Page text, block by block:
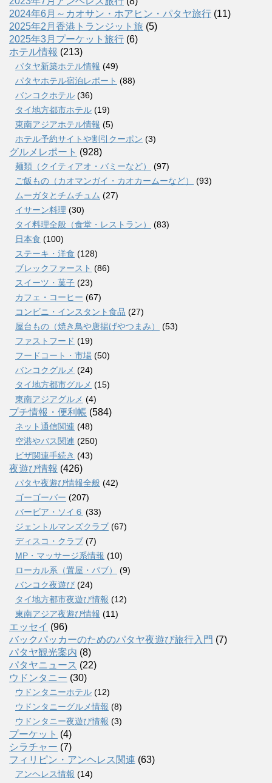
2024年6月～カオサン・ホアヒン・パタヤ旅行 (11)
2025年2月香港トランジット旅 (5)
2025年3月プーケット旅行 (6)
ホテル情報 (213)
パタヤ新築ホテル情報 (49)
パタヤホテル宿泊レポート (88)
バンコクホテル (36)
タイ地方都市ホテル (19)
東南アジアホテル情報 (5)
ホテル予約サイトや割引クーポン (3)
グルメレポート (928)
麺類（クイティアオ・バミーなど）
(97)
ご飯もの（カオマンガイ・カオカームーなど）
(93)
ムーガタとチムチュム (27)
イサーン料理 (30)
タイ料理全般（食堂・レストラン）
(83)
日本食 (100)
ステーキ・洋食 (128)
ブレックファースト (86)
スイーツ・菓子 (23)
カフェ・コーヒー (67)
コンビニ・インスタント食品 (27)
屋台もの（焼き鳥や唐揚げやつまみ）
(53)
ファストフード (19)
フードコート・市場 (50)
バンコクグルメ (24)
タイ地方都市グルメ (15)
東南アジアグルメ (4)
プチ情報・便利帳 (584)
ネット通信関連 (48)
空港やバス関連 (250)
ビザ関連手続き (43)
夜遊び情報 (426)
パタヤ夜遊び情報全般 (42)
ゴーゴーバー (207)
バービア・ソイ６ (33)
ジェントルマンズクラブ (67)
ディスコ・クラブ (7)
MP・マッサージ系情報 (10)
ローカル系（置屋・パブ）
(9)
バンコク夜遊び (24)
タイ地方都市夜遊び情報 (12)
東南アジア夜遊び情報 (11)
エッセイ (96)
バックパッカーのためのパタヤ夜遊び旅行入門 (7)
パタヤ観光案内 (8)
パタヤニュース (22)
ウドンタニー (30)
ウドンタニーホテル (12)
ウドンタニーグルメ情報 (8)
ウドンタニー夜遊び情報 (3)
プーケット (4)
シラチャー (7)
フィリピン・アンヘレス関連 (63)
アンヘレス情報 (14)